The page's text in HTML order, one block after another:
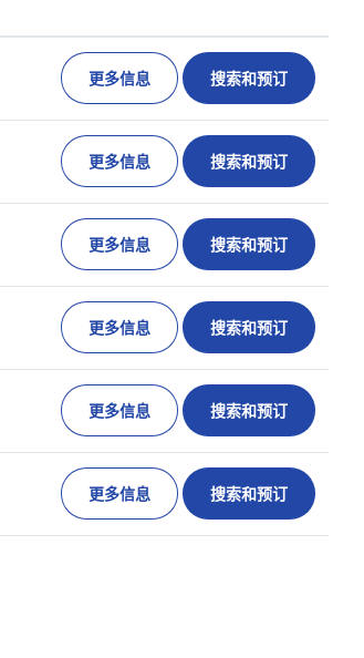
更多信息 搜索和预订
更多信息 搜索和预订
更多信息 搜索和预订
更多信息 搜索和预订
更多信息 搜索和预订
更多信息 搜索和预订